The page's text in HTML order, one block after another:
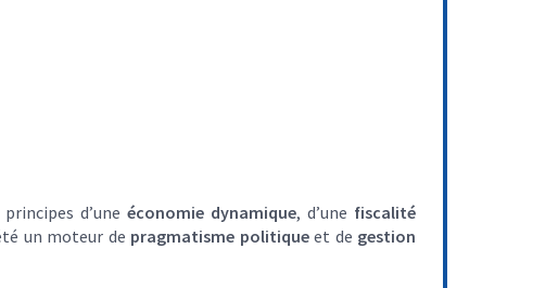
d’une économie dynamique, d’une fiscalité
un moteur de pragmatisme politiqueet de gestion